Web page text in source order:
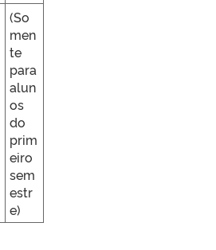
(So
men
te
para
alun
os
do
prim
eiro
sem
estr
e)